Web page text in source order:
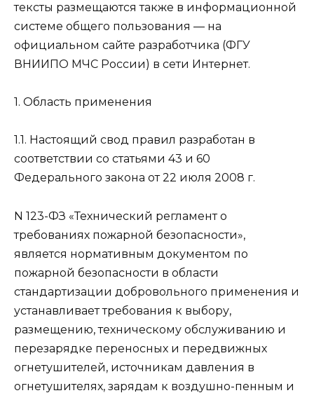
тексты размещаются также в информационной
системе общего пользования — на
официальном сайте разработчика (ФГУ
ВНИИПО МЧС России) в сети Интернет.
1. Область применения
1.1. Настоящий свод правил разработан в
соответствии со статьями 43 и 60
Федерального закона от 22 июля 2008 г.
N 123-ФЗ «Технический регламент о
требованиях пожарной безопасности»,
является нормативным документом по
пожарной безопасности в области
стандартизации добровольного применения и
устанавливает требования к выбору,
размещению, техническому обслуживанию и
перезарядке переносных и передвижных
огнетушителей, источникам давления в
огнетушителях, зарядам к воздушно-пенным и